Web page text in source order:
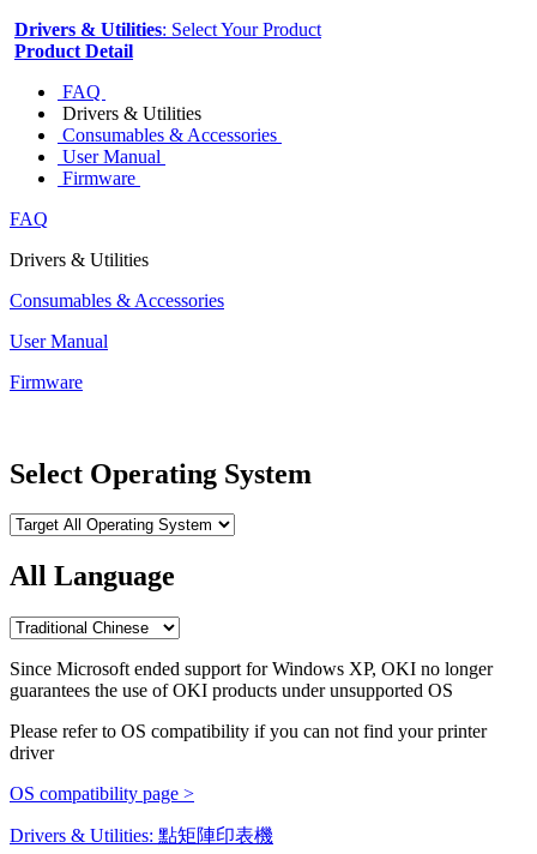
Drivers & Utilities: Select Your Product
Product Detail
FAQ
Drivers & Utilities
Consumables & Accessories
User Manual
Firmware
FAQ
Drivers & Utilities
Consumables & Accessories
User Manual
Firmware
Select Operating System
All Language
Since Microsoft ended support for Windows XP, OKI no longer
guarantees the use of OKI products under unsupported OS
Please refer to OS compatibility if you can not find your printer
driver
OS compatibility page >
Drivers & Utilities: 點矩陣印表機